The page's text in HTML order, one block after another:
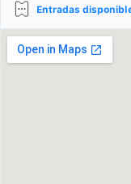
Entradas